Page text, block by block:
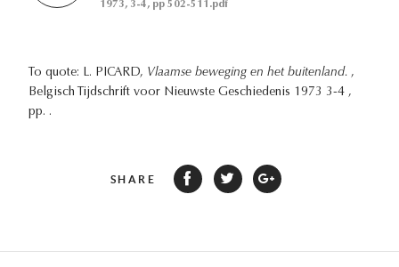
1973, 3-4, pp 502-511.pdf
To quote: L. PICARD, Vlaamse beweging en het buitenland. ,
Belgisch Tijdschrift voor Nieuwste Geschiedenis 1973 3-4 ,
pp. .
SHARE